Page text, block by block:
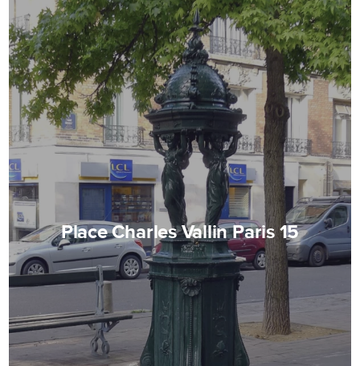
Place Charles Vallin Paris 15